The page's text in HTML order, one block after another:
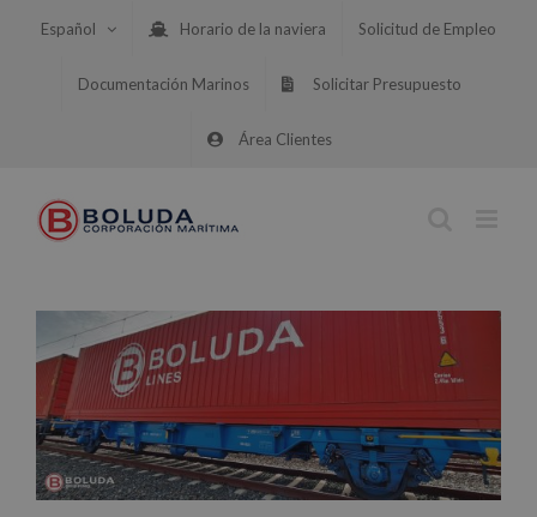
Español Horario de la naviera Solicitud de Empleo
Documentación Marinos Solicitar Presupuesto
Área Clientes